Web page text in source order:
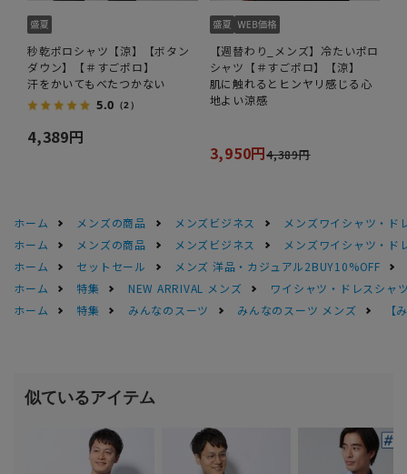
秒乾ポロシャツ【涼】【ボタン
ダウン】【＃すごポロ】
汗をかいてもべたつかない
5.0 （2）
4,389円
【週替わり_メンズ】冷たいポロ
シャツ【＃すごポロ】【涼】
肌に触れるとヒンヤリ感じる心
地よい涼感
3,950円4,389円
ホーム メンズの商品 メンズビジネス
メンズワイシャツ・ド
ホーム
メンズの商品 メンズビジネス
メンズワイシャツ・ド
ホーム
セットセール
メンズ 洋品・カジュアル2BUY10%OFF
ホーム
特集 NEW ARRIVAL メンズ
ワイシャツ・ドレスシャ
ホーム
特集 みんなのスーツ みんなのスーツ メンズ 【